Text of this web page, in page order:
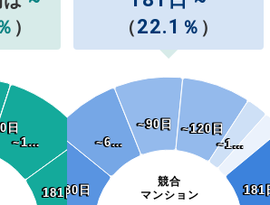
）
日
日
~1…
~1…
181日~
181日~
（22.1 ％ ）
競合
マンション
~30日
~30日
~6…
~6…
~90日
~90日 ~120日
~120日
~1…
~1…
181
181